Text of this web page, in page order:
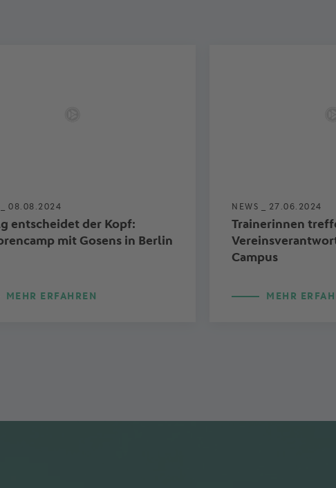
_08.08.2024
entscheidet der Kopf:
mit Gosens in Berlin
MEHR ERFAHREN
NEWS _ 27.06.2024
Trainerinnen
Campus
MEHR